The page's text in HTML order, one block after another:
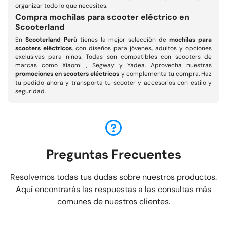
organizar todo lo que necesites.
Compra mochilas para scooter eléctrico en
Scooterland
En Scooterland Perútienes la mejor selección demochilas para
scooters eléctricos, con diseños para jóvenes, adultos y opciones
exclusivas para niños. Todas son compatibles con scooters de
marcas como Xiaomi , Segway y Yadea. Aprovecha nuestras
promociones en scooters eléctricos y complementa tu compra. Haz
tu pedido ahora y transporta tu scooter y accesorios con estilo y
seguridad.
Preguntas Frecuentes
Resolvemos todas tus dudas sobre nuestros productos.
Aquí encontrarás las respuestas a las consultas más
comunes de nuestros clientes.